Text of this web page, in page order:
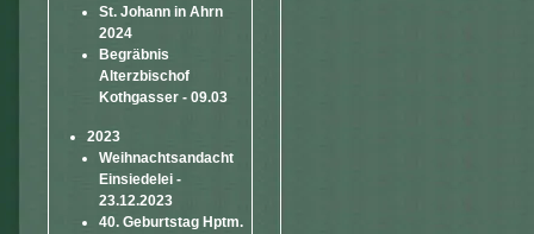
St. Johann in Ahrn
2024
Begräbnis
Alterzbischof
Kothgasser - 09.03
2023
Weihnachtsandacht
Einsiedelei -
23.12.2023
40. Geburtstag Hptm.